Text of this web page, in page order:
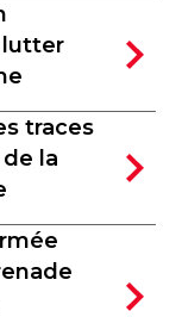
lutter
traces
la